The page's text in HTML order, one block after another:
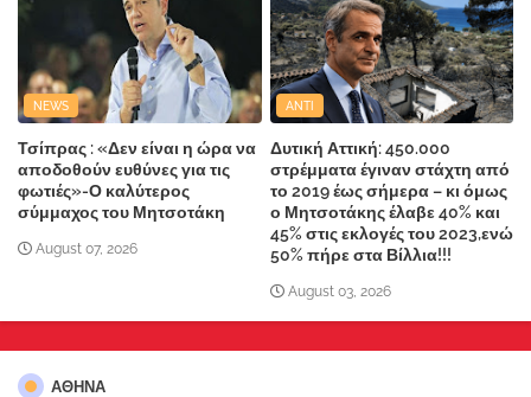
NEWS
Τσίπρας : «Δεν είναι η ώρα να
αποδοθούν ευθύνες για τις
φωτιές»-Ο καλύτερος
σύμμαχος του Μητσοτάκη
August 07, 2026
ANTI
Δυτική Αττική: 450.000
στρέμματα έγιναν στάχτη από
το 2019 έως σήμερα – κι όμως
ο Μητσοτάκης έλαβε 40% και
45% στις εκλογές του 2023,ενώ
50% πήρε στα Βίλλια!!!
August 03, 2026
ΑΘΗΝΑ